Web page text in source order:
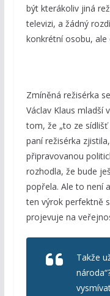
být kterákoliv jiná
televizi, a žádný
konkrétní osobu, ale
Zmíněná režisérka
Václav Klaus mladší
tom, že „to ze sídlišť
paní režisérka
připravovanou
rozhodla, že bude
popřela. Ale to není
ten výrok perfektně
projevuje na
Takže